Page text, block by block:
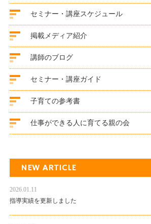
セミナー・講座スケジュール
掲載メディア紹介
講師のブログ
セミナー・講座ガイド
子育ての参考書
仕事ができる人に育てる親の会
NEW ARTICLE
2026.01.11
指導実績を更新しました